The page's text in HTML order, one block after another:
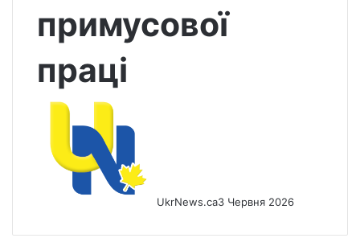
примусової
праці
UkrNews.ca3 Червня 2026